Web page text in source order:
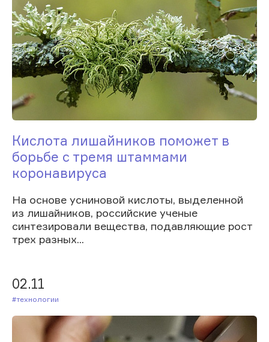
Кислота лишайников поможет в
борьбе с тремя штаммами
коронавируса
На основе усниновой кислоты, выделенной
из лишайников, российские ученые
синтезировали вещества, подавляющие рост
трех разных...
02.11
#Технологии